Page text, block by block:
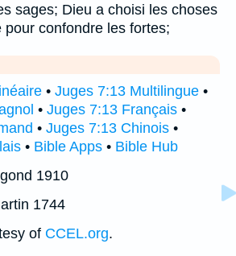
sages; Dieu a choisi les choses
pour confondre les fortes;
• Juges 7:13 Multilingue •
• Juges 7:13 Français •
• Juges 7:13 Chinois •
• Bible Apps • Bible Hub
1910
1744
of CCEL.org.